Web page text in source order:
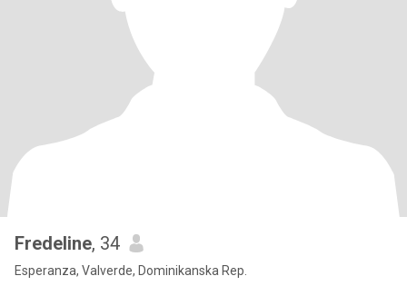
Fredeline, 34
Esperanza, Valverde, Dominikanska Rep.